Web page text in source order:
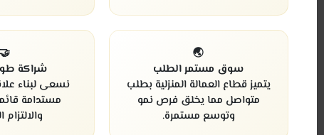
🌏
سوق مستمر الطلب
يتميز قطاع العمالة المنزلية بطلب
متواصل مما يخلق فرص نمو
وتوسع مستمرة.
🤝
شراكة
نسعى لبناء
مستدامة
والالتزام